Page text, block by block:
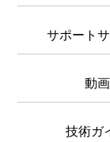
サポート
動画
技術ガ